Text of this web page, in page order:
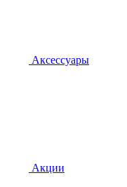
Аксессуары
Акции